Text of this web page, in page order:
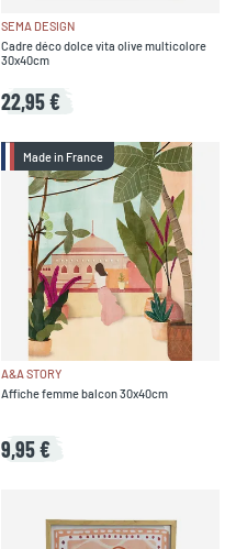
SEMA DESIGN
Cadre déco dolce vita olive multicolore
30x40cm
22,95 €
Made in France
A&A STORY
Affiche femme balcon 30x40cm
9,95 €